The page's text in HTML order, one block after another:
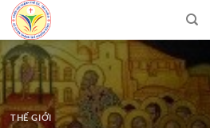
THẾ GIỚI